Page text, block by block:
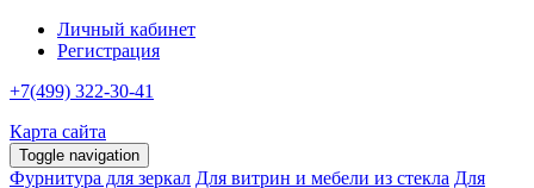
Личный кабинет
Регистрация
+7(499) 322-30-41
Карта сайта
Toggle navigation
Фурнитура для зеркал Для витрин и мебели из стекла Для